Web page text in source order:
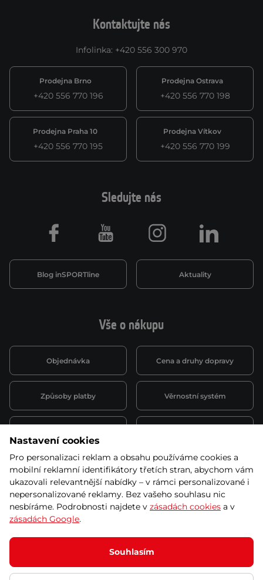
Kontaktujte nás
Infolinka: +420 556 300 970
Prodejna Brno
+420 556 770 196
Prodejna Ostrava
+420 556 770 198
Prodejna Praha 10
+420 556 770 195
Prodejna Vítkov
+420 556 770 199
Vše o nákupu
Objednávka Cena a druhy dopravy
Způsoby platby Věrnostní systém
Půjčovna
obchodní podmínky
Kariéra
Sledujte nás
Blog inSPORTline Aktuality
Facebook Youtube Instagram LinkedIn
© 2026 SEVEN SPORT s.r.o Všechna práva vyhrazena
Podle zákona o evidenci tržeb je prodávající povinen vystavit
kupujícímu účtenku.
Zároveň je povinen zaevidovat přijatou tržbu u správce daně online; v
Nastavení cookies
Pro personalizaci reklam a obsahu používáme cookies a
mobilní reklamní identifikátory třetích stran, abychom vám
ukazovali relevantnější nabídky – v rámci personalizované i
nepersonalizované reklamy. Bez vašeho souhlasu nic
nesbíráme. Podrobnosti najdete v zásadách cookies a v
zásadách Google.
Souhlasím